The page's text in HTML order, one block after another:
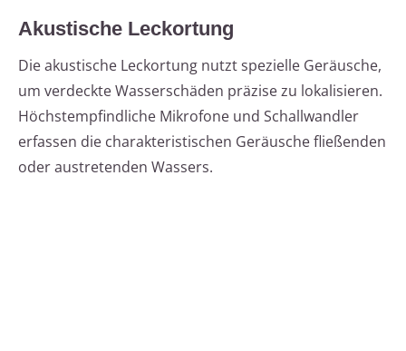
Akustische Leckortung
Die akustische Leckortung nutzt spezielle Geräusche,
um verdeckte Wasserschäden präzise zu lokalisieren.
Höchstempfindliche Mikrofone und Schallwandler
erfassen die charakteristischen Geräusche fließenden
oder austretenden Wassers.